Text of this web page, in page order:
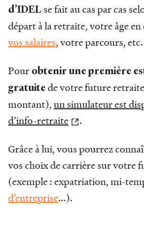
d’IDEL se fait au cas par cas
départ à la retraite, votre âge
vos salaires, votre parcours, etc.
Pour obtenir une première
gratuitede votre future
montant),un simulateur est
d’info-retraite
.
Grâce à lui, vous pourrez
vos choix de carrière sur votre
(exemple : expatriation, mi-
d’entreprise...).